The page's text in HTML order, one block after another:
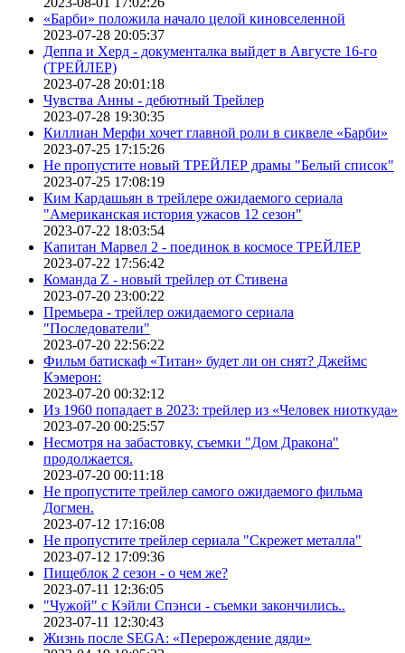
«Барби» положила начало целой киновселенной
2023-07-28 20:05:37
Деппа и Херд - документалка выйдет в Августе 16-го
(ТРЕЙЛЕР)
2023-07-28 20:01:18
Чувства Анны - дебютный Трейлер
2023-07-28 19:30:35
Киллиан Мерфи хочет главной роли в сиквеле «Барби»
2023-07-25 17:15:26
Не пропустите новый ТРЕЙЛЕР драмы "Белый список"
2023-07-25 17:08:19
Ким Кардашьян в трейлере ожидаемого сериала
"Американская история ужасов 12 сезон"
2023-07-22 18:03:54
Капитан Марвел 2 - поединок в космосе ТРЕЙЛЕР
2023-07-22 17:56:42
Команда Z - новый трейлер от Стивена
2023-07-20 23:00:22
Премьера - трейлер ожидаемого сериала
"Последователи"
2023-07-20 22:56:22
Фильм батискаф «Титан» будет ли он снят? Джеймс
Кэмерон:
2023-07-20 00:32:12
Из 1960 попадает в 2023: трейлер из «Человек ниоткуда»
2023-07-20 00:25:57
Несмотря на забастовку, съемки "Дом Дракона"
продолжается.
2023-07-20 00:11:18
Не пропустите трейлер самого ожидаемого фильма
Догмен.
2023-07-12 17:16:08
Не пропустите трейлер сериала "Скрежет металла"
2023-07-12 17:09:36
Пищеблок 2 сезон - о чем же?
2023-07-11 12:36:05
"Чужой" с Кэйли Спэнси - съемки закончились..
2023-07-11 12:30:43
Жизнь после SEGA: «Перерождение дяди»